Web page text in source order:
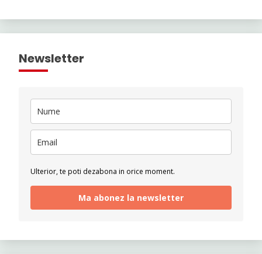
Newsletter
Ulterior, te poti dezabona in orice moment.
Ma abonez la newsletter